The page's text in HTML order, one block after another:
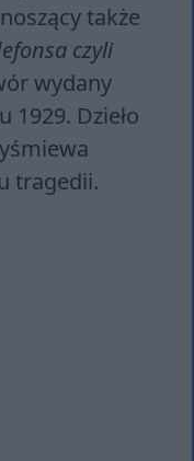
także
czyli
wydany
1929. Dzieło
tragedii.